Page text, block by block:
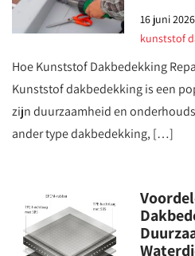
16 juni 2026
kunststof
Hoe Kunststof Dakbedekking
Kunststof dakbedekking is een
zijn duurzaamheid en
ander type dakbedekking, […]